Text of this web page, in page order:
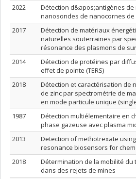
2022
Détection d&apos;antigènes de
nanosondes de nanocornes de
2017
Détection de matériaux
naturelles souterraines par
résonance des plasmons de
2014
Détection de protéines par
effet de pointe (TERS)
2018
Détection et caractérisation de
de zinc par spectrométrie de
en mode particule unique
1987
Détection multiélementaire en
phase gazeuse avec plasma
2013
Detection of methotrexate
resonance biosensors for
2018
Détermination de la mobilité du
dans des rejets de mines